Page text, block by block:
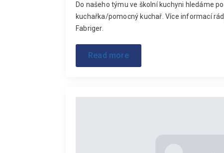
Do našeho týmu ve školní kuchyni hledáme
kuchařka/pomocný kuchař. Více informací
Fabriger.
Read more